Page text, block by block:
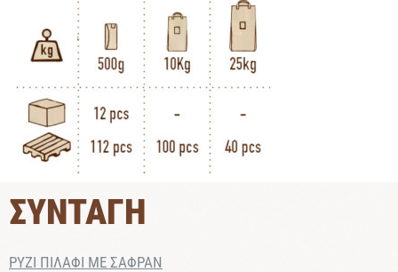
ΣΥΝΤΑΓΗ
ΡΥΖΙ ΠΙΛΑΦΙ ΜΕ ΣΑΦΡΑΝ